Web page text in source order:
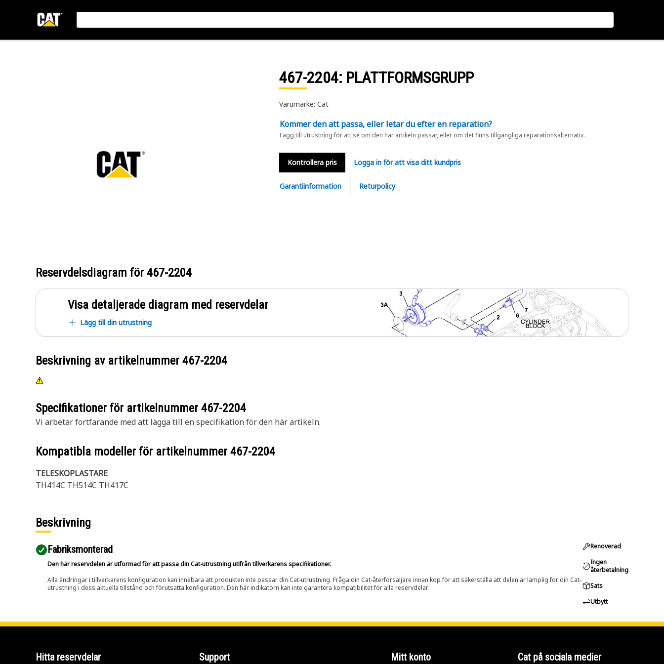
467-2204: PLATTFORMSGRUPP
Varumärke: Cat
Kommer den att passa, eller letar du efter en reparation?
Lägg till utrustning för att se om den här artikeln passar, eller om det finns tillgängliga reparationsalternativ.
Kontrollera pris Logga in för att visa ditt kundpris
Garantiinformation Returpolicy
Reservdelsdiagram för 467-2204
Visa detaljerade diagram med reservdelar
Lägg till din utrustning
Beskrivning av artikelnummer 467-2204
Specifikationer för artikelnummer 467-2204
Vi arbetar fortfarande med att lägga till en specifikation för den här artikeln.
Kompatibla modeller för artikelnummer 467-2204
TELESKOPLASTARE
TH414C TH514C TH417C
Beskrivning
Fabriksmonterad
Den här reservdelen är utformad för att passa din Cat-utrustning utifrån tillverkarens specifikationer.
Alla ändringar i tillverkarens konfiguration kan innebära att produkten inte passar din Cat-utrustning. Fråga din Cat-återförsäljare innan köp för att säkerställa att delen är lämplig för din Cat-
utrustning i dess aktuella tillstånd och förutsatta konfiguration. Den här indikatorn kan inte garantera kompatibilitet för alla reservdelar.
Renoverad
Ingen
återbetalning
Sats
Utbytt
Hitta reservdelar Support Mitt konto Cat på sociala medier